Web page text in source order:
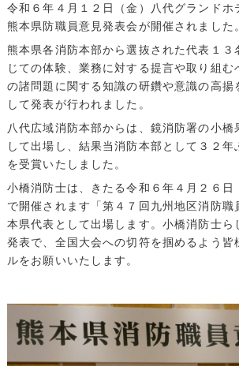
令和６年４月１２日（金）八代グランドホ
熊本県防職員意見発表会が開催されました。
熊本県各消防本部から選抜された代表１３
じての体験、業務に対する提言や取り組む
の諸問題に関する知識の研鑽や意識の高揚
して発表が行われました。
八代広域消防本部からは、鏡消防署の小橋
して出場し、結果当消防本部として３２年
を受賞いたしました。
小橋消防士は、きたる令和６年４月２６日
で開催されます「第４７回九州地区消防職
本県代表として出場します。小橋消防士ら
発表で、全国大会への切符を掴めるよう皆
ルをお願いいたします。